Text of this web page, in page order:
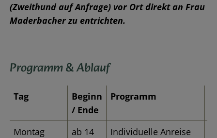
(Zweithund auf Anfrage) vor Ort direkt an Frau
Maderbacher zu entrichten.
Programm & Ablauf
Tag
Beginn
/ Ende
Programm
Montag
ab 14
Individuelle Anreise